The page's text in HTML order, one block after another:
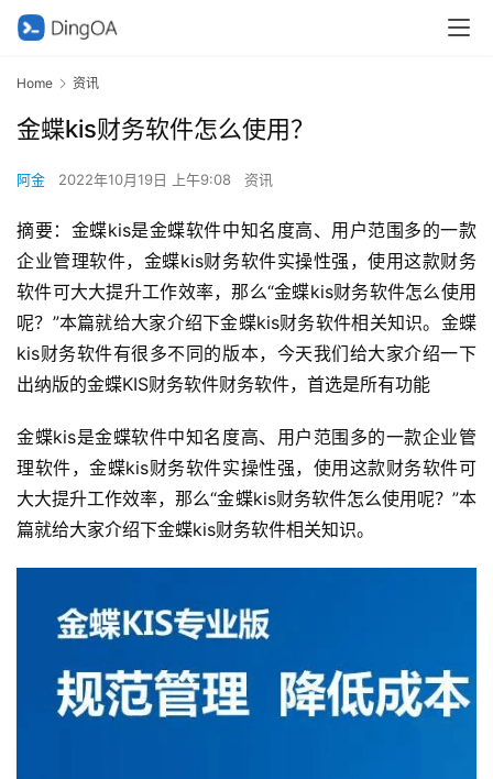
Home 资讯
金蝶kis财务软件怎么使用？
阿金 2022年10月19日 上午9:08 资讯
摘要：金蝶kis是金蝶软件中知名度高、用户范围多的一款
企业管理软件，金蝶kis财务软件实操性强，使用这款财务
软件可大大提升工作效率，那么“金蝶kis财务软件怎么使用
呢？”本篇就给大家介绍下金蝶kis财务软件相关知识。金蝶
kis财务软件有很多不同的版本，今天我们给大家介绍一下
出纳版的金蝶KIS财务软件财务软件，首选是所有功能
金蝶kis是金蝶软件中知名度高、用户范围多的一款企业管
理软件，金蝶kis财务软件实操性强，使用这款财务软件可
大大提升工作效率，那么“金蝶kis财务软件怎么使用呢？”本
篇就给大家介绍下金蝶kis财务软件相关知识。